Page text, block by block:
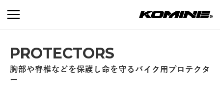
PROTECTORS
胸部や脊椎などを保護し命を守るバイク用プロテクタ
ー